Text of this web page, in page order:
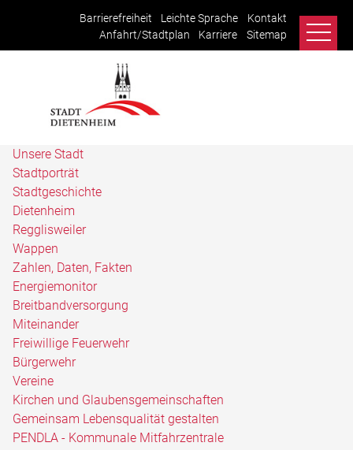
Barrierefreiheit Leichte Sprache
Kontakt
Anfahrt/Stadtplan
Karriere Sitemap
Unsere Stadt
Stadtporträt
Stadtgeschichte
Dietenheim
Regglisweiler
Wappen
Zahlen, Daten, Fakten
Energiemonitor
Breitbandversorgung
Miteinander
Freiwillige Feuerwehr
Bürgerwehr
Vereine
Kirchen und Glaubensgemeinschaften
Gemeinsam Lebensqualität gestalten
PENDLA - Kommunale Mitfahrzentrale